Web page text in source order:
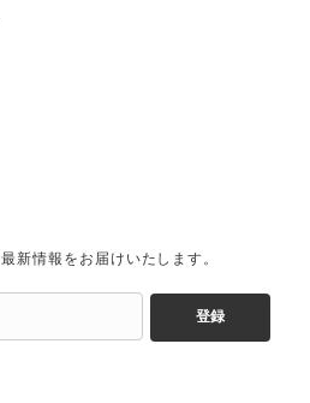
新情報をお届けいたします。
登録